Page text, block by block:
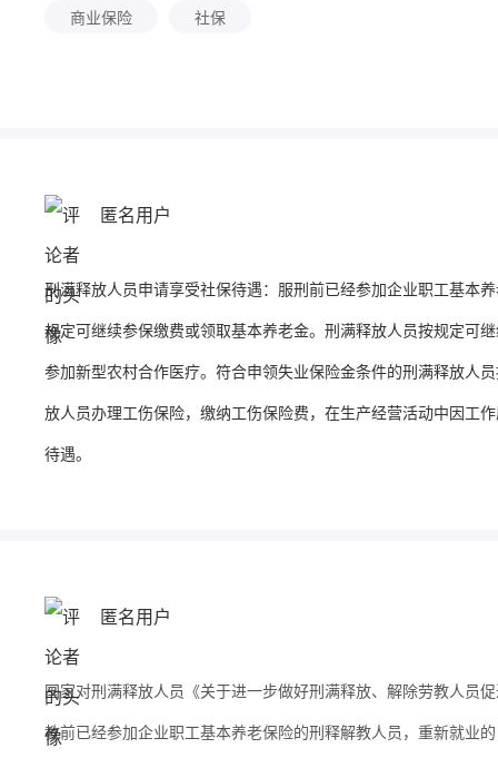
商业保险 社保
匿名用户
刑满释放人员申请享受社保待遇：服刑前已经参加企业职工基本
规定可继续参保缴费或领取基本养老金。刑满释放人员按规定可
参加新型农村合作医疗。符合申领失业保险金条件的刑满释放人
放人员办理工伤保险，缴纳工伤保险费，在生产经营活动中因工
待遇。
匿名用户
国家对刑满释放人员《关于进一步做好刑满释放、解除劳教人员
教前已经参加企业职工基本养老保险的刑释解教人员，重新就业